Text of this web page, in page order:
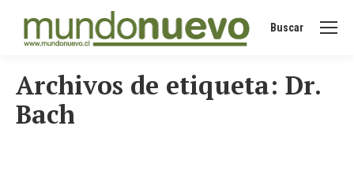
Buscar:
Buscar
Archivos de etiqueta: Dr.
Bach